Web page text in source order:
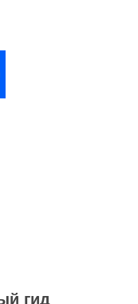
гид